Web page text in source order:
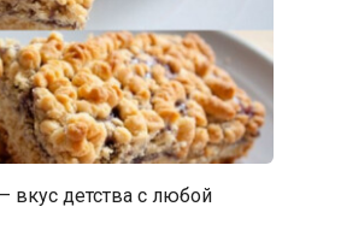
вкус детства с любой